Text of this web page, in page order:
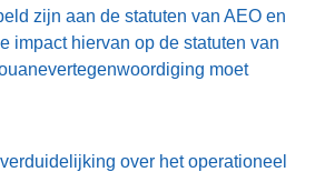
zijn aan de statuten van AEO en
impact hiervan op de statuten van
moet
over het operationeel